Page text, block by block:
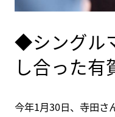
◆シングル
し合った有
今年1月30日、寺田さ